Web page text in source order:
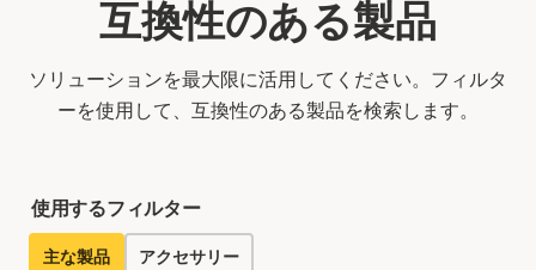
互換性のある製品
ソリューションを最大限に活用してください。フィルタ
ーを使用して、互換性のある製品を検索します。
使用するフィルター
主な製品 アクセサリー